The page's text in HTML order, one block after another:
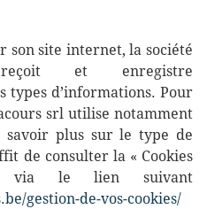
son site internet, la société
et enregistre
types d’informations. Pour
srl utilise notamment
savoir plus sur le type de
de consulter la « Cookies
via le lien suivant
gestion-de-vos-cookies/